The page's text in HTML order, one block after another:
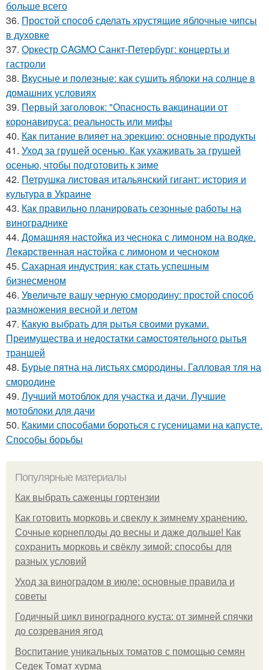
больше всего
36. Простой способ сделать хрустящие яблочные чипсы
в духовке
37. Оркестр CAGMO Санкт-Петербург: концерты и
гастроли
38. Вкусные и полезные: как сушить яблоки на солнце в
домашних условиях
39. Первый заголовок: "Опасность вакцинации от
коронавируса: реальность или мифы
40. Как питание влияет на эрекцию: основные продукты
41. Уход за грушей осенью. Как ухаживать за грушей
осенью, чтобы подготовить к зиме
42. Петрушка листовая итальянский гигант: история и
культура в Украине
43. Как правильно планировать сезонные работы на
винограднике
44. Домашняя настойка из чеснока с лимоном на водке.
Лекарственная настойка с лимоном и чесноком
45. Сахарная индустрия: как стать успешным
бизнесменом
46. Увеличьте вашу черную смородину: простой способ
размножения весной и летом
47. Какую выбрать для рытья своими руками.
Преимущества и недостатки самостоятельного рытья
траншей
48. Бурые пятна на листьях смородины. Галловая тля на
смородине
49. Лучший мотоблок для участка и дачи. Лучшие
мотоблоки для дачи
50. Какими способами бороться с гусеницами на капусте.
Способы борьбы
Популярные материалы
Как выбрать саженцы гортензии
Как готовить морковь и свеклу к зимнему хранению.
Сочные корнеплоды до весны и даже дольше! Как
сохранить морковь и свёклу зимой: способы для
разных условий
Уход за виноградом в июле: основные правила и
советы
Годичный цикл виноградного куста: от зимней спячки
до созревания ягод
Воспитание уникальных томатов с помощью семян
Седек Томат хурма